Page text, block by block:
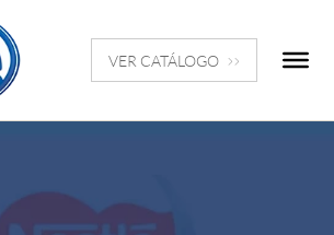
VER CATÁLOGO